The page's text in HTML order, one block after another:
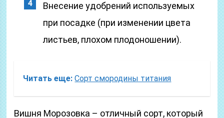
Внесение удобрений используемых
при посадке (при изменении цвета
листьев, плохом плодоношении).
Читать еще: Сорт смородины титания
Вишня Морозовка – отличный сорт, который